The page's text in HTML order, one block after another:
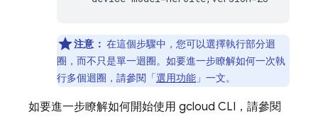
注意： 在這個步驟中，您可以選擇執行部分迴
圈，而不只是單一迴圈。如要進一步瞭解如何一次執
行多個迴圈，請參閱「選用功能 」一文。
如要進一步瞭解如何開始使用 gcloud CLI，請參閱